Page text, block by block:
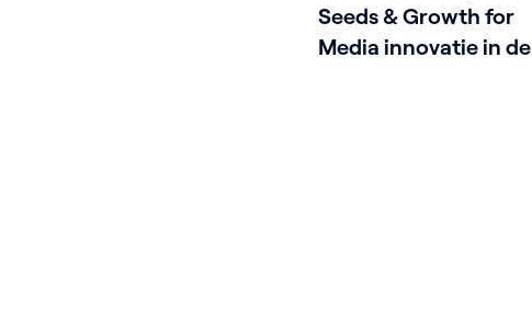
Seeds & Growth for
Media innovatie in de